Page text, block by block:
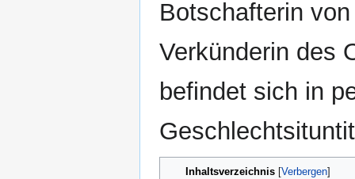
Botschafterin
Verkünderin des
befindet sich in
Inhaltsverzeichnis